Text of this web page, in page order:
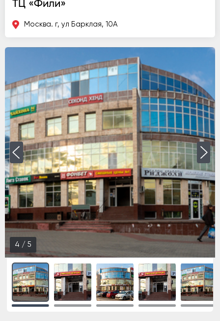
ТЦ «Фили»
Москва. г, ул Барклая, 10А
4 / 5